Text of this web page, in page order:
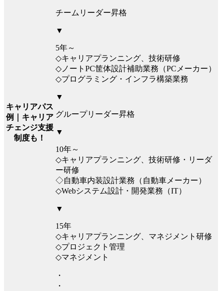
キャリアパス
例｜キャリア
チェンジ支援
制度も！
チームリーダー昇格
▼
5年～
◇キャリアプランニング、技術研修
◇ノートPC筐体設計補助業務（PCメーカー）
◇プログラミング・インフラ構築業務
▼
グループリーダー昇格
▼
10年～
◇キャリアプランニング、技術研修・リーダ
ー研修
◇自動車内装設計業務（自動車メーカー）
◇Webシステム設計・開発業務（IT）
▼
15年
◇キャリアプランニング、マネジメント研修
◇プロジェクト管理
◇マネジメント
・
・